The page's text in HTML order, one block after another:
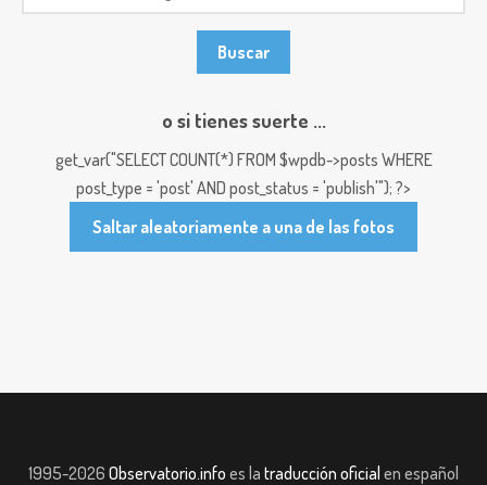
o si tienes suerte ...
get_var("SELECT COUNT(*) FROM $wpdb->posts WHERE
post_type = 'post' AND post_status = 'publish'"); ?>
Saltar aleatoriamente a una de las fotos
1995-2026 Observatorio.info es la traducción oficial en español